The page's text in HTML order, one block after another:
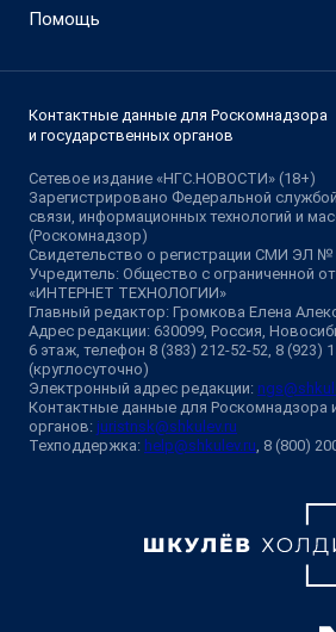
Помощь
Контактные данные для Роскомнадзора
и государственных органов
Сетевое издание «НГС.НОВОСТИ» (18+)
Зарегистрировано Федеральной
связи, информационных технологий и
(Роскомнадзор)
Свидетельство о регистрации СМИ ЭЛ №
Учредитель: Общество с ограниченной
«ИНТЕРНЕТ ТЕХНОЛОГИИ»
Главный редактор: Громкова Елена
Адрес редакции: 630099, Россия,
6 этаж, телефон 8 (383) 212-52-52, 8 (923)
(круглосуточно)
Электронный адрес редакции:
Контактные данные для Роскомнадзора
органов: juristnsk@shkulev.ru
Техподдержка: help@shkulev.ru, 8 (800)